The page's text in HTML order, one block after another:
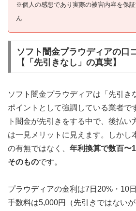
※個人の感想であり実際の被害内容を保
ん
ソフト闇金プラウディアの口
【「先引きなし」の真実】
ソフト闇金プラウディアは「先引き
ポイントとして強調している業者で
ト闇金が先引きをする中で、後払い
は一見メリットに見えます。しかし
の有無ではなく、 年利換算で数百〜
そのものです。
プラウディアの金利は7日20%・10
手数料は5,000円（先引きではない